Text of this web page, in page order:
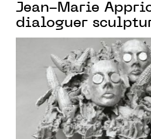
Jean-Marie
dialoguer
éléments,
matérialité,
l’informe.